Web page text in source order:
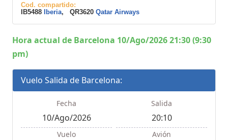
Cod. compartido:
IB5488
Iberia, QR3620 Qatar Airways
Hora actual de Barcelona 10/Ago/2026 21:30 (9:30
pm)
Vuelo Salida de Barcelona:
Fecha
10/Ago/2026
Salida
20:10
Vuelo Avión